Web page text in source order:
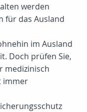
werden
für das Ausland
im Ausland
Doch prüfen Sie,
medizinisch
immer